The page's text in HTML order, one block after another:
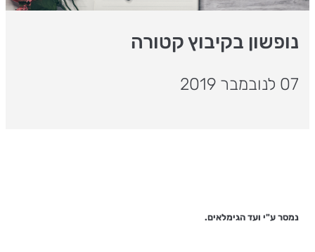
נופשון בקיבוץ קטורה
07 לנובמבר 2019
נמסר ע"י ועד הגימלאים.